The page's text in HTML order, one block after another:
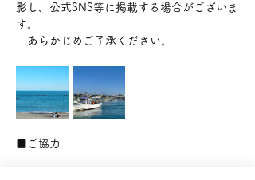
影し、公式SNS等に掲載する場合がございま
す。
あらかじめご了承ください。
■ご協力